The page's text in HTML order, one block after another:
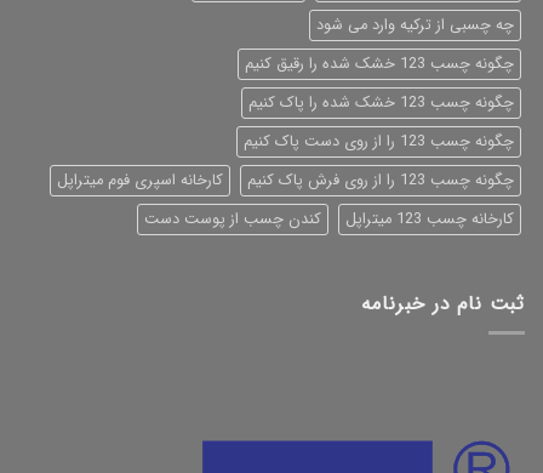
چه چسبی از ترکیه وارد می شود
چگونه چسب 123 خشک شده را رقیق کنیم
چگونه چسب 123 خشک شده را پاک کنیم
چگونه چسب 123 را از روی دست پاک کنیم
چگونه چسب 123 را از روی فرش پاک کنیم
کارخانه اسپری فوم میتراپل
کارخانه چسب 123 میتراپل
کندن چسب از پوست دست
ثبت نام در خبرنامه